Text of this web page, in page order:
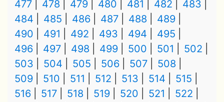
477 478 479 480 481 482
483
484
485 486 487 488
489
490
491 492 493 494
495
496
497 498 499 500 501
502
503
504 505 506 507
508
509
510 511 512 513 514
515
516
517 518 519 520 521
522